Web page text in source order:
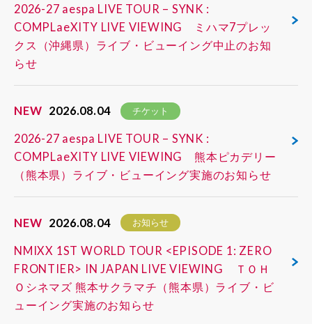
2026-27 aespa LIVE TOUR – SYNK :
COMPLaeXITY LIVE VIEWING ミハマ7プレッ
クス（沖縄県）ライブ・ビューイング中止のお知
らせ
NEW 2026.08.04 チケット
2026-27 aespa LIVE TOUR – SYNK :
COMPLaeXITY LIVE VIEWING 熊本ピカデリー
（熊本県）ライブ・ビューイング実施のお知らせ
NEW 2026.08.04 お知らせ
NMIXX 1ST WORLD TOUR <EPISODE 1: ZERO
FRONTIER> IN JAPAN LIVE VIEWING ＴＯＨ
Ｏシネマズ 熊本サクラマチ（熊本県）ライブ・ビ
ューイング実施のお知らせ